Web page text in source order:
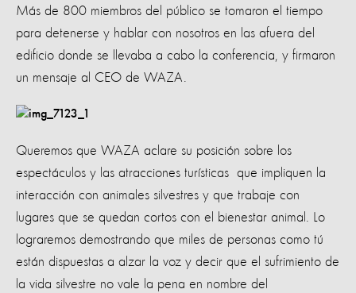
Más de 800 miembros del público se tomaron el tiempo
para detenerse y hablar con nosotros en las afuera del
edificio donde se llevaba a cabo la conferencia, y firmaron
un mensaje al CEO de WAZA.
Queremos que WAZA aclare su posición sobre los
espectáculos y las atracciones turísticas que impliquen la
interacción con animales silvestres y que trabaje con
lugares que se quedan cortos con el bienestar animal. Lo
lograremos demostrando que miles de personas como tú
están dispuestas a alzar la voz y decir que el sufrimiento de
la vida silvestre no vale la pena en nombre del